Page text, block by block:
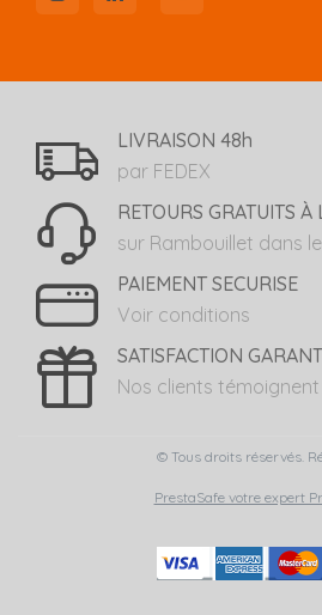
LIVRAISON 48h
par FEDEX
RETOURS GRATUITS À
sur Rambouillet dans
PAIEMENT SECURISE
Voir conditions
SATISFACTION
Nos clients témoignent
© Tous droits réservés.
PrestaSafe votre expert